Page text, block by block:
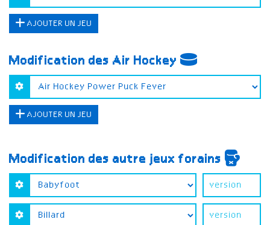
AJOUTER UN JEU
Modification des Air Hockey
AJOUTER UN JEU
Modification des autre jeux forains